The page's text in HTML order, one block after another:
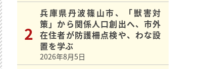
兵庫県丹波篠山市、「獣害対
策」から関係人口創出へ、市外
在住者が防護柵点検や、わな設
置を学ぶ
2026年8月5日